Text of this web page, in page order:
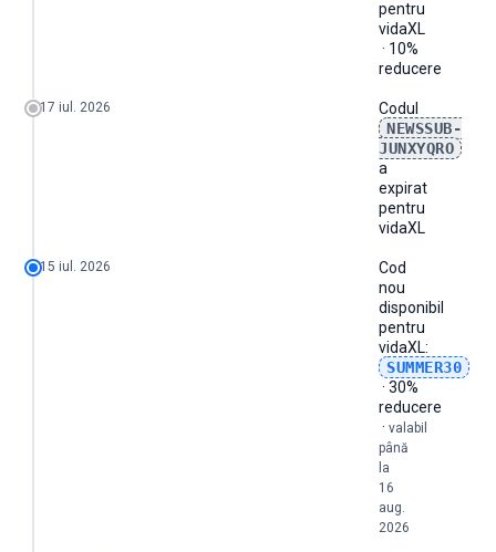
pentru
vidaXL
· 10%
reducere
17 iul. 2026
Codul
NEWSSUB-
JUNXYQRO
a
expirat
pentru
vidaXL
15 iul. 2026
Cod
nou
disponibil
pentru
vidaXL:
SUMMER30
· 30%
reducere
· valabil
până
la
16
aug.
2026